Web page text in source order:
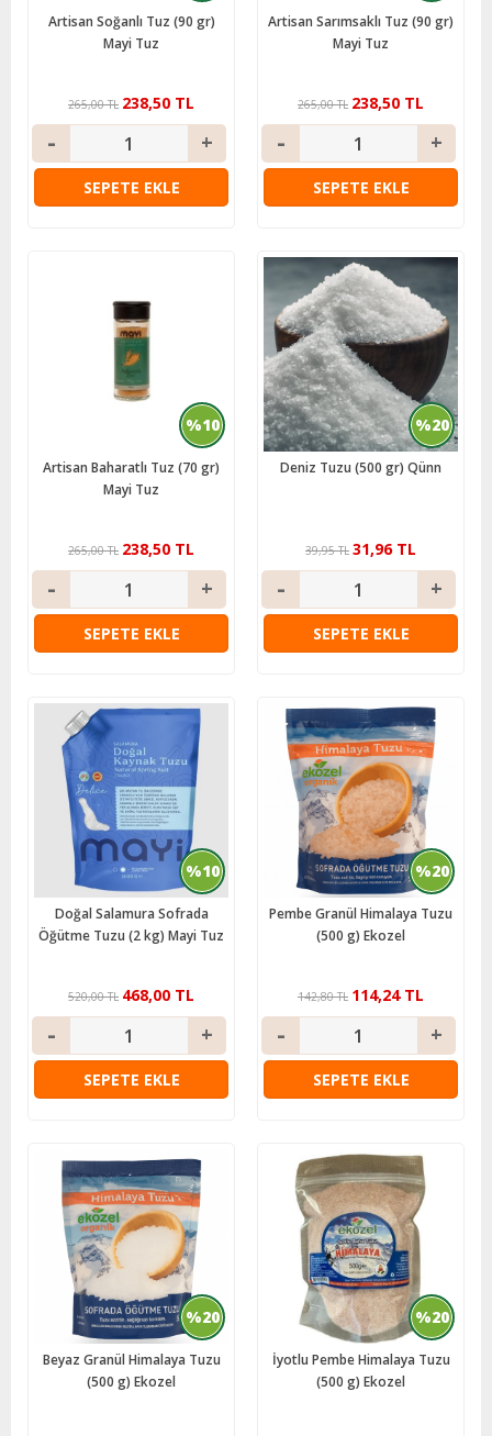
Artisan Soğanlı Tuz (90 gr)
Mayi Tuz
238,50 TL
265,00 TL
SEPETE EKLE
Artisan Sarımsaklı Tuz (90 gr)
Mayi Tuz
238,50 TL
265,00 TL
SEPETE EKLE
%10
Artisan Baharatlı Tuz (70 gr)
Mayi Tuz
238,50 TL
265,00 TL
SEPETE EKLE
%20
Deniz Tuzu (500 gr) Qünn
31,96 TL
39,95 TL
SEPETE EKLE
%10
Doğal Salamura Sofrada
Öğütme Tuzu (2 kg) Mayi Tuz
468,00 TL
520,00 TL
SEPETE EKLE
%20
Pembe Granül Himalaya Tuzu
(500 g) Ekozel
114,24 TL
142,80 TL
SEPETE EKLE
%20
Beyaz Granül Himalaya Tuzu
(500 g) Ekozel
%20
İyotlu Pembe Himalaya Tuzu
(500 g) Ekozel